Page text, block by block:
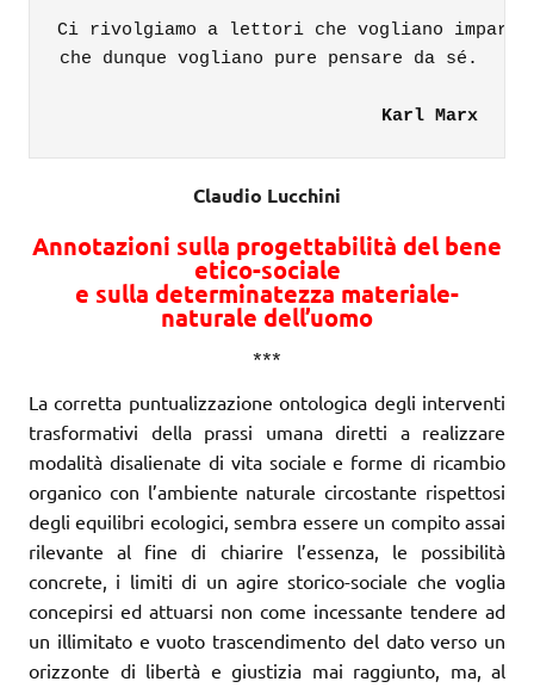
Ci rivolgiamo a lettori che vogliano
che dunque vogliano pure pensare da sé.
Karl Marx
Claudio Lucchini
Annotazioni sulla progettabilità del bene
etico-sociale
e sulla determinatezza materiale-
naturale dell’uomo
***
La corretta puntualizzazione ontologica degli interventi
trasformativi della prassi umana diretti a realizzare
modalità disalienate di vita sociale e forme di ricambio
organico con l’ambiente naturale circostante rispettosi
degli equilibri ecologici, sembra essere un compito assai
rilevante al fine di chiarire l’essenza, le possibilità
concrete, i limiti di un agire storico-sociale che voglia
concepirsi ed attuarsi non come incessante tendere ad
un illimitato e vuoto trascendimento del dato verso un
orizzonte di libertà e giustizia mai raggiunto, ma, al